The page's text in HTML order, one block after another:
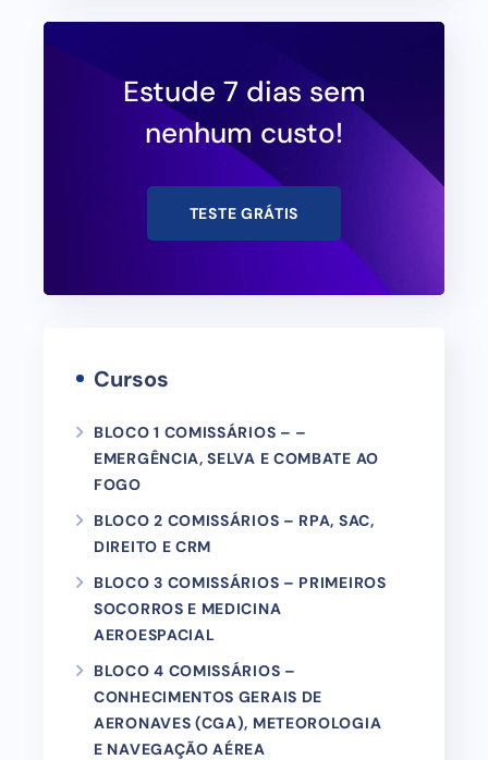
Estude 7 dias sem
nenhum custo!
TESTE GRÁTIS
Cursos
BLOCO 1 COMISSÁRIOS – –
EMERGÊNCIA, SELVA E COMBATE AO
FOGO
BLOCO 2 COMISSÁRIOS – RPA, SAC,
DIREITO E CRM
BLOCO 3 COMISSÁRIOS – PRIMEIROS
SOCORROS E MEDICINA
AEROESPACIAL
BLOCO 4 COMISSÁRIOS –
CONHECIMENTOS GERAIS DE
AERONAVES (CGA), METEOROLOGIA
E NAVEGAÇÃO AÉREA